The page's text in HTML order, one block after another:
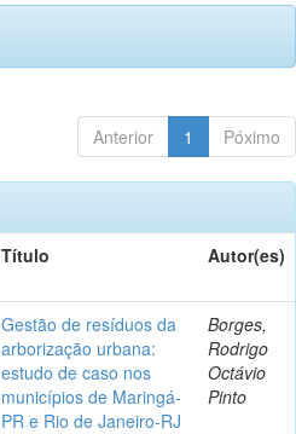
Anterior 1 Póximo
Título Autor(es)
Gestão de resíduos da
arborização urbana:
estudo de caso nos
municípios de Maringá-
PR e Rio de Janeiro-RJ
Borges,
Rodrigo
Octávio
Pinto